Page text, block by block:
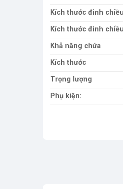
Kích thước đinh
Kích thước đinh
Khả năng chứa
Kích thước
Trọng lượng
Phụ kiện: